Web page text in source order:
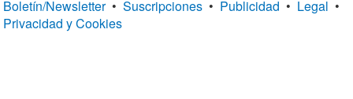
Boletín/Newsletter • Suscripciones • Publicidad • Legal •
Privacidad y Cookies